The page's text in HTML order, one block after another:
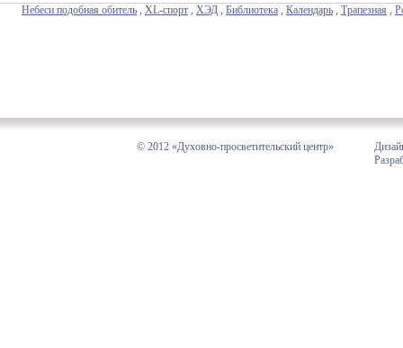
Небеси подобная обитель , XL-спорт , ХЭД , Библиотека , Календарь , Трапезная ,
© 2012 «Духовно-просветительский центр»